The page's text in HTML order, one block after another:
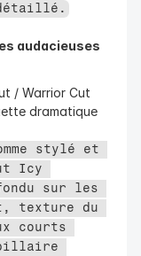
audacieuses
/ Warrior Cut
dramatique
stylé et
Icy
sur les
texture du
courts